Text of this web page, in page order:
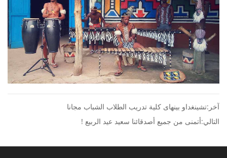
آخر:تشينغداو بينهاى كلية تدريب الطلاب الشباب مجانا
التالي:أتمنى من جميع أصدقائنا سعيد عيد الربيع !